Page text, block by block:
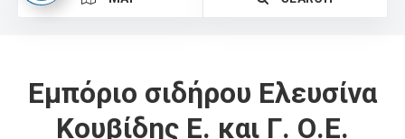
Εμπόριο σιδήρου Ελευσίνα
Κουβίδης Ε. και Γ. Ο.Ε.